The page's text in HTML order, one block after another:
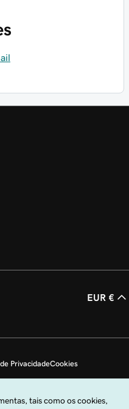
EUR €
PrivacidadeCookies